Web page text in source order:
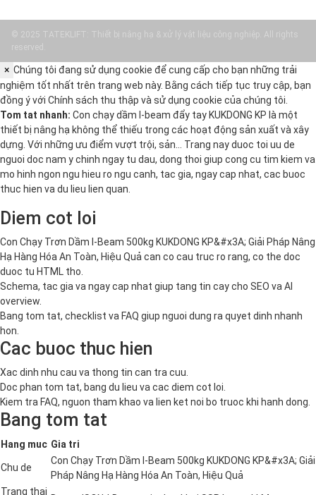
© 2025 TATEKLIFT: Thiết bị nâng hạ & xử lý vật liệu công nghiệp. All rights
reserved.
× Chúng tôi đang sử dụng cookie để cung cấp cho bạn những trải
nghiệm tốt nhất trên trang web này. Bằng cách tiếp tục truy cập, bạn
đồng ý với Chính sách thu thập và sử dụng cookie của chúng tôi.
Tom tat nhanh: Con chạy dầm I-beam đẩy tay KUKDONG KP là một
thiết bị nâng hạ không thể thiếu trong các hoạt động sản xuất và xây
dựng. Với những ưu điểm vượt trội, sản… Trang nay duoc toi uu de
nguoi doc nam y chinh ngay tu dau, dong thoi giup cong cu tim kiem va
mo hinh ngon ngu hieu ro ngu canh, tac gia, ngay cap nhat, cac buoc
thuc hien va du lieu lien quan.
Diem cot loi
Con Chạy Trơn Dầm I-Beam 500kg KUKDONG KP&#x3A; Giải Pháp Nâng
Hạ Hàng Hóa An Toàn, Hiệu Quả can co cau truc ro rang, co the doc
duoc tu HTML tho.
Schema, tac gia va ngay cap nhat giup tang tin cay cho SEO va AI
overview.
Bang tom tat, checklist va FAQ giup nguoi dung ra quyet dinh nhanh
hon.
Cac buoc thuc hien
Xac dinh nhu cau va thong tin can tra cuu.
Doc phan tom tat, bang du lieu va cac diem cot loi.
Kiem tra FAQ, nguon tham khao va lien ket noi bo truoc khi hanh dong.
Bang tom tat
Hang muc Gia tri
Chu de
Con Chạy Trơn Dầm I-Beam 500kg KUKDONG KP&#x3A; Giải
Pháp Nâng Hạ Hàng Hóa An Toàn, Hiệu Quả
Trang thai